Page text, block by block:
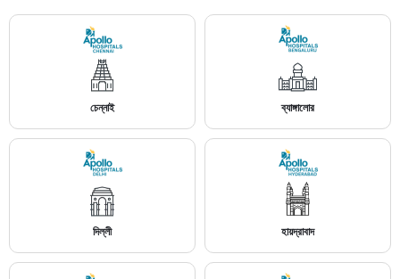
চেন্নাই ব্যাঙ্গালোর
দিল্লী হায়দ্রাবাদ